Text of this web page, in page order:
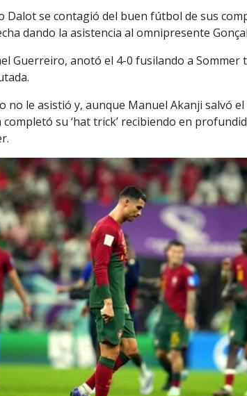
Dalot se contagió del buen fútbol de sus
dando la asistencia al omnipresente
Guerreiro, anotó el 4-0 fusilando a Sommer
no le asistió y, aunque Manuel Akanji salvó
su ‘hat trick’ recibiendo en